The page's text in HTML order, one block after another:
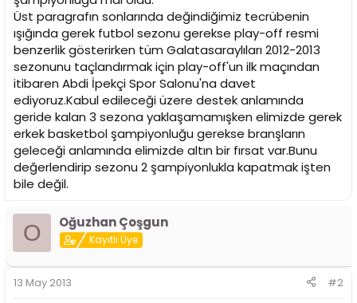
Üst paragrafın sonlarında değindiğimiz tecrübenin
ışığında gerek futbol sezonu gerekse play-off resmi
benzerlik gösterirken tüm Galatasaraylıları 2012-2013
sezonunu taçlandırmak için play-off'un ilk maçından
itibaren Abdi İpekçi Spor Salonu'na davet
ediyoruz.Kabul edileceği üzere destek anlamında
geride kalan 3 sezona yaklaşamamışken elimizde gerek
erkek basketbol şampiyonluğu gerekse branşların
geleceği anlamında elimizde altın bir fırsat var.Bunu
değerlendirip sezonu 2 şampiyonlukla kapatmak işten
bile değil.
O Oğuzhan Çoşgun
Kayıtlı Üye
13 May 2013 #2